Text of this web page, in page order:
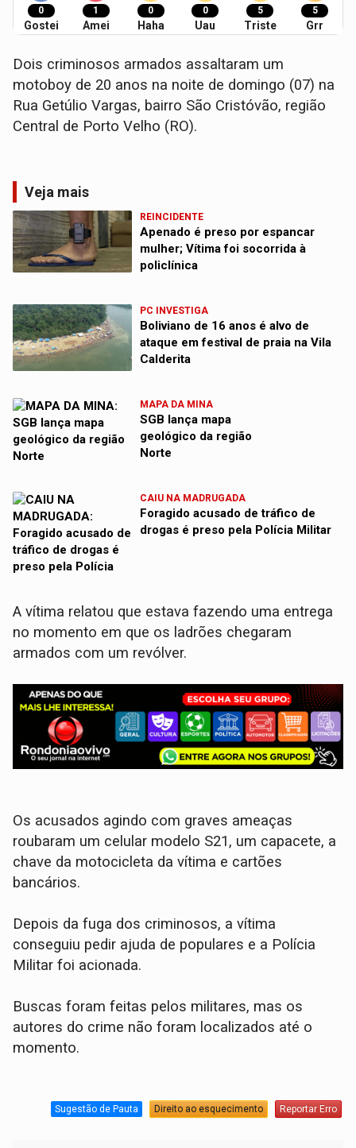
0
Gostei
1
Amei
0
Haha
0
Uau
5
Triste
5
Grr
Dois criminosos armados assaltaram um
motoboy de 20 anos na noite de domingo (07) na
Rua Getúlio Vargas, bairro São Cristóvão, região
Central de Porto Velho (RO).
Veja mais
REINCIDENTE
Apenado é preso por espancar
mulher; Vítima foi socorrida à
policlínica
PC INVESTIGA
Boliviano de 16 anos é alvo de
ataque em festival de praia na Vila
Calderita
MAPA DA MINA
SGB lança mapa
geológico da região
Norte
CAIU NA MADRUGADA
Foragido acusado de tráfico de
drogas é preso pela Polícia Militar
A vítima relatou que estava fazendo uma entrega
no momento em que os ladrões chegaram
armados com um revólver.
Os acusados agindo com graves ameaças
roubaram um celular modelo S21, um capacete, a
chave da motocicleta da vítima e cartões
bancários.
Depois da fuga dos criminosos, a vítima
conseguiu pedir ajuda de populares e a Polícia
Militar foi acionada.
Buscas foram feitas pelos militares, mas os
autores do crime não foram localizados até o
momento.
Sugestão de Pauta Direito ao esquecimento Reportar Erro